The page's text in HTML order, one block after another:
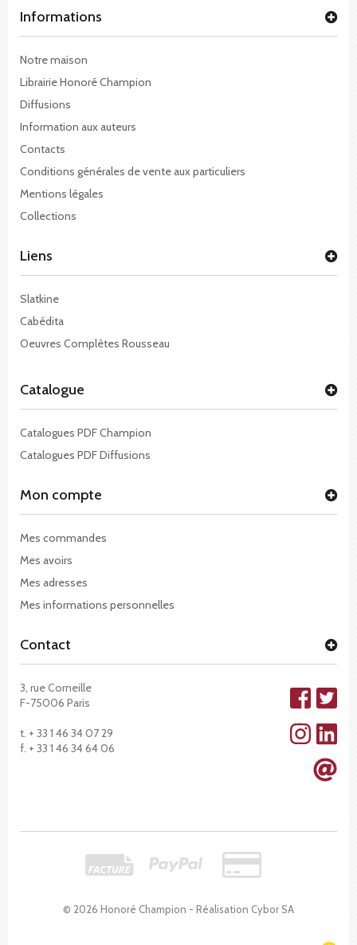
Informations
Notre maison
Librairie Honoré Champion
Diffusions
Information aux auteurs
Contacts
Conditions générales de vente aux particuliers
Mentions légales
Collections
© 2026 Honoré Champion - Réalisation Cybor SA
Liens
Slatkine
Cabédita
Oeuvres Complètes Rousseau
Catalogue
Catalogues PDF Champion
Catalogues PDF Diffusions
Mon compte
Mes commandes
Mes avoirs
Mes adresses
Mes informations personnelles
Contact
3, rue Corneille
F-75006 Paris
t. + 33 1 46 34 07 29
f. + 33 1 46 34 64 06